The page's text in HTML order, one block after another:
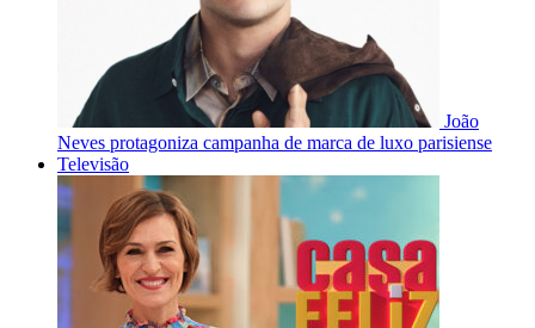
João
Neves protagoniza campanha de marca de luxo parisiense
Televisão